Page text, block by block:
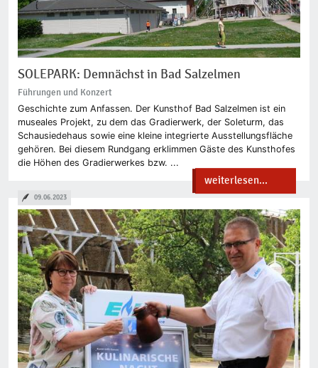
SOLEPARK: Demnächst in Bad Salzelmen
Führungen und Konzert
Geschichte zum Anfassen. Der Kunsthof Bad Salzelmen ist ein
museales Projekt, zu dem das Gradierwerk, der Soleturm, das
Schausiedehaus sowie eine kleine integrierte Ausstellungsfläche
gehören. Bei diesem Rundgang erklimmen Gäste des Kunsthofes
die Höhen des Gradierwerkes bzw. ...
weiterlesen...
09.06.2023